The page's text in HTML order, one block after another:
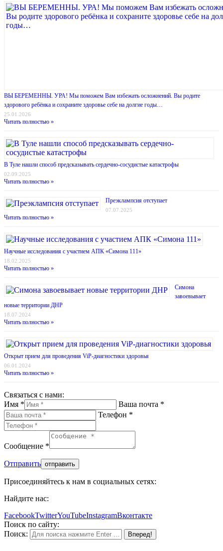
ВЫ БЕРЕМЕННЫ. УРА! Мы поможем Вам избежать осложнений. Вы родите
здорового ребёнка и сохраните здоровье себе на долгие годы…
25.01.2026
Читать полностью »
В Туле нашли способ предсказывать сердечно-сосудистые катастрофы
02.09.2025
Читать полностью »
Преэклампсия отступает
07.07.2025
Читать полностью »
Научные исследования с участием АПК «Симона 111»
18.02.2025
Читать полностью »
Симона
завоевывает
новые территории ДНР
18.07.2024
Читать полностью »
Открыт прием для проведения ViP-диагностики здоровья
06.01.2024
Читать полностью »
Связаться с нами:
Имя *
Ваша почта *
Телефон *
Сообщение *
Отправить
Присоединяйтесь к нам в социальных сетях:
Найдите нас:
FacebookTwitterYouTubeInstagramВконтакте
Поиск по сайту:
Поиск: